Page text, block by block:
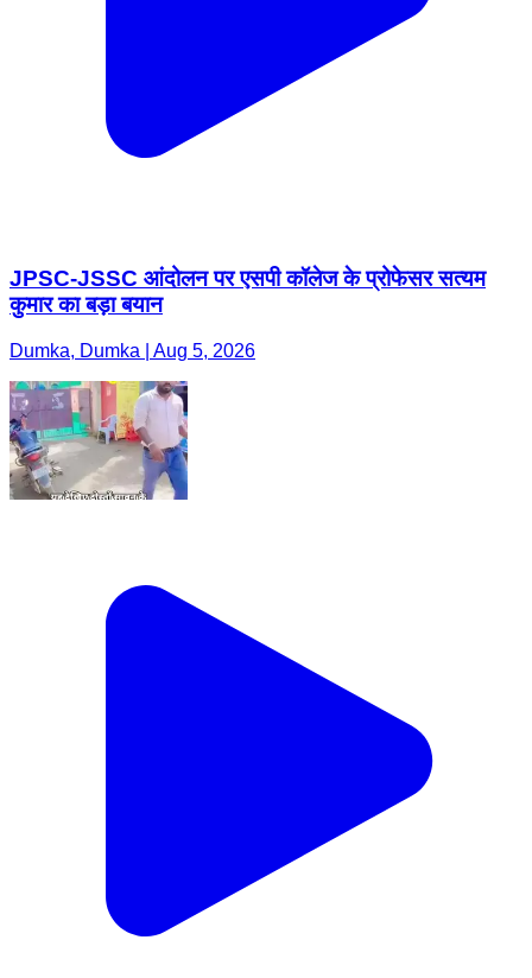
JPSC-JSSC आंदोलन पर एसपी कॉलेज के प्रोफेसर सत्यम
कुमार का बड़ा बयान
Dumka, Dumka | Aug 5, 2026